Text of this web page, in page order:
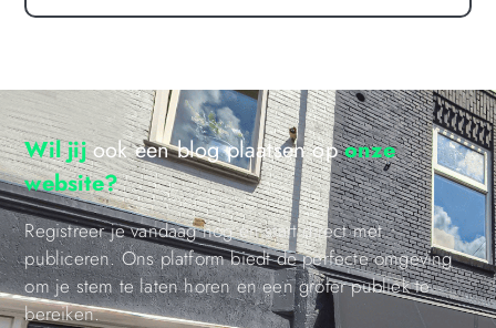
Wil jijook een blog plaatsen oponze
website?
Registreer je vandaag nog en start direct met
publiceren. Ons platform biedt de perfecte omgeving
om je stem te laten horen en een groter publiek te
bereiken.